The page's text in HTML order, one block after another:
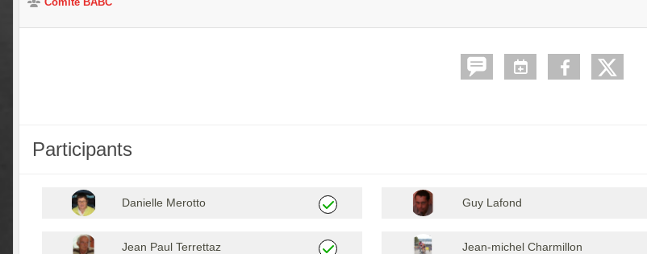
Participants
Danielle Merotto Guy Lafond
Jean Paul Terrettaz Jean-michel Charmillon